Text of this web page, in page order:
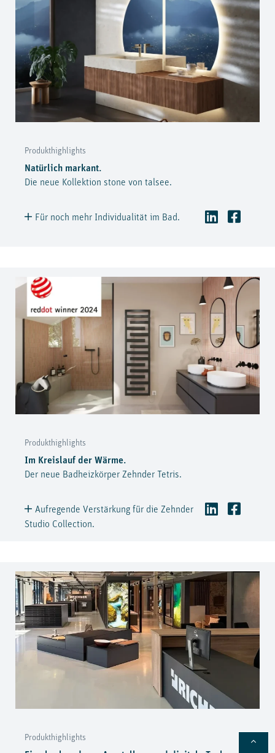
Produkthighlights
Natürlich markant.
Die neue Kollektion stone von talsee.
Für noch mehr Individualität im Bad.
Produkthighlights
Im Kreislauf der Wärme.
Der neue Badheizkörper Zehnder Tetris.
Aufregende Verstärkung für die Zehnder
Studio Collection.
Produkthighlights